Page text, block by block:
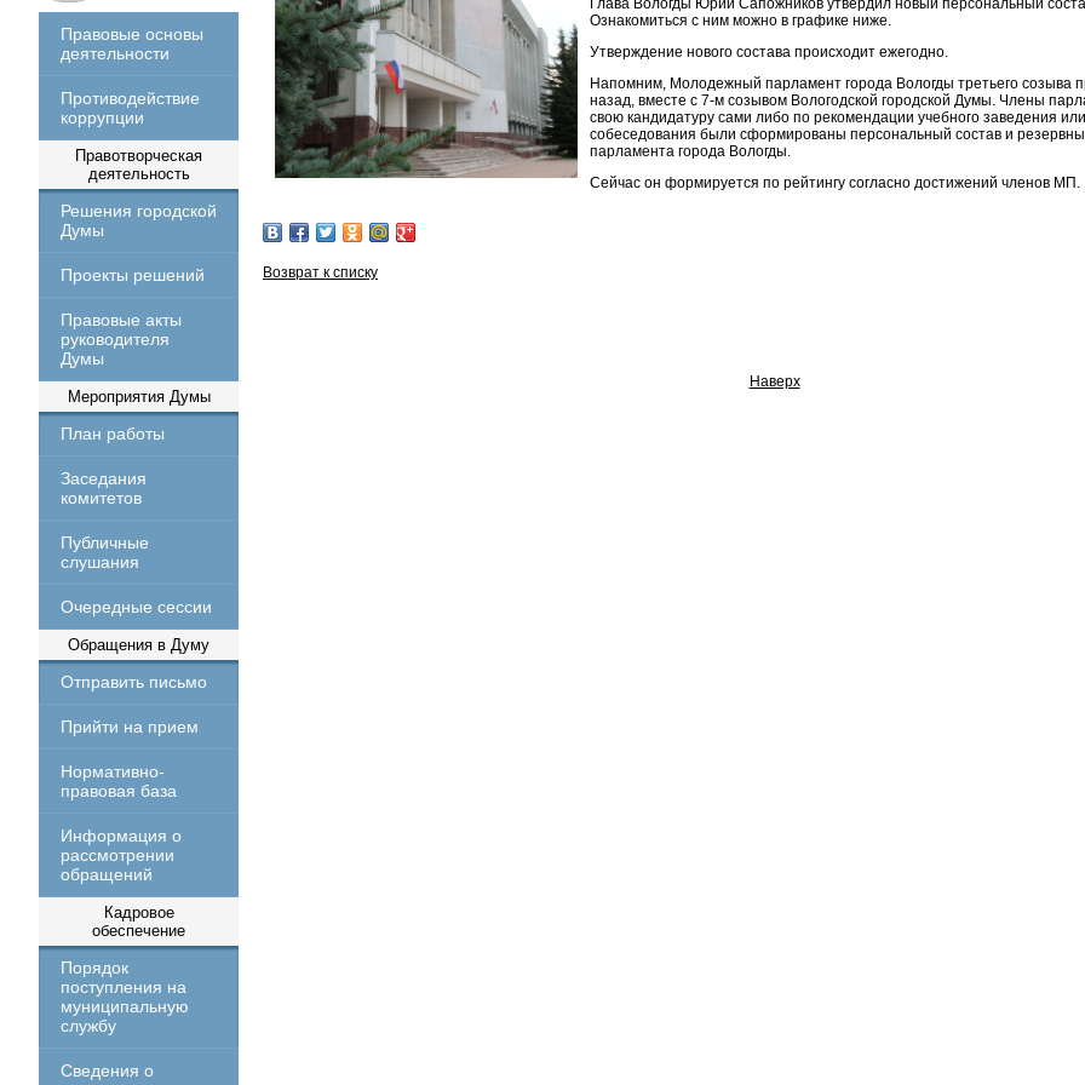
Правовые основы
деятельности
Противодействие
коррупции
Правотворческая
деятельность
Решения городской
Думы
Проекты решений
Правовые акты
руководителя
Думы
Мероприятия Думы
План работы
Заседания
комитетов
Публичные
слушания
Очередные сессии
Обращения в Думу
Отправить письмо
Прийти на прием
Нормативно-
правовая база
Информация о
рассмотрении
обращений
Кадровое
обеспечение
Порядок
поступления на
муниципальную
службу
Сведения о
Глава Вологды Юрий Сапожников утвердил новый персональный
Ознакомиться с ним можно в графике ниже.
Утверждение нового состава происходит ежегодно.
Напомним, Молодежный парламент города Вологды третьего созыва
назад, вместе с 7-м созывом Вологодской городской Думы. Члены
свою кандидатуру сами либо по рекомендации учебного заведения
собеседования были сформированы персональный состав и
парламента города Вологды.
Сейчас он формируется по рейтингу согласно достижений членов МП.
Возврат к списку
Наверх